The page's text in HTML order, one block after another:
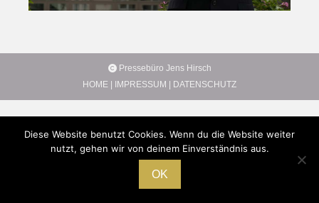
Pressebüro Jens Hirsch
HOME
IMPRESSUM DATENSCHUTZ
Diese Website benutzt Cookies. Wenn du die Website weiter
nutzt, gehen wir von deinem Einverständnis aus.
OK